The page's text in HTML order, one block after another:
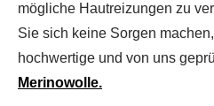
mögliche Hautreizungen zu
Sie sich keine Sorgen
hochwertige und von uns
Merinowolle.